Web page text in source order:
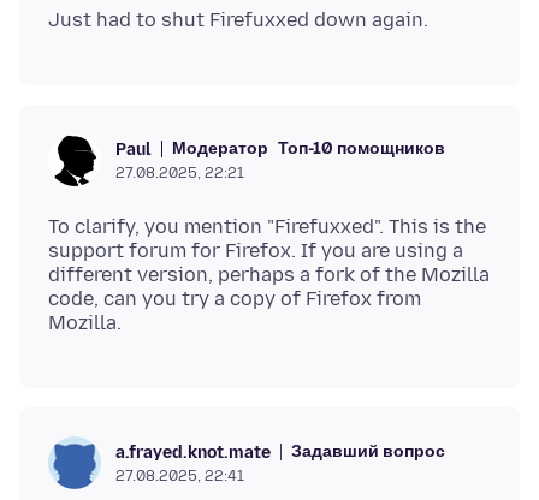
Paul Модератор Топ-10 помощников
27.08.2025, 22:21
To clarify, you mention "Firefuxxed". This is the
support forum for Firefox. If you are using a
different version, perhaps a fork of the Mozilla
code, can you try a copy of Firefox from
a.frayed.knot.mate Задавший вопрос
27.08.2025, 22:41